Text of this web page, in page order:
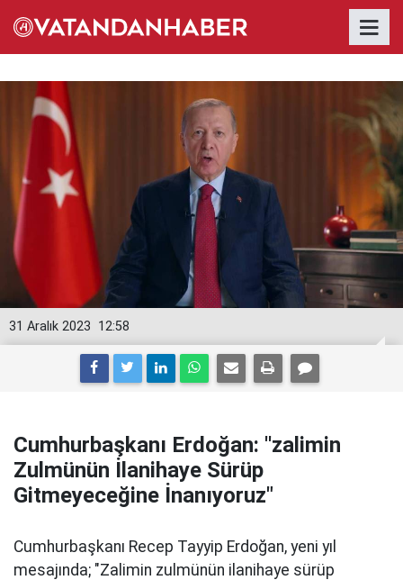
12:58
31 Aralık 2023
Cumhurbaşkanı Erdoğan: ''zalimin
Zulmünün İlanihaye Sürüp
Gitmeyeceğine İnanıyoruz"
Cumhurbaşkanı Recep Tayyip Erdoğan, yeni yıl
mesajında; "Zalimin zulmünün ilanihaye sürüp